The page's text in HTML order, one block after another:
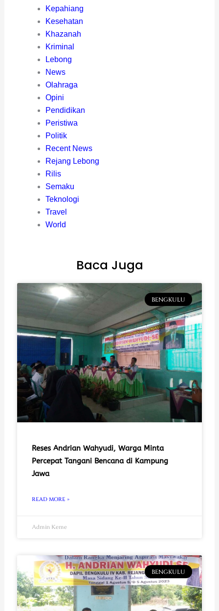
Kepahiang
Kesehatan
Khazanah
Kriminal
Lebong
News
Olahraga
Opini
Pendidikan
Peristiwa
Politik
Recent News
Rejang Lebong
Rilis
Semaku
Teknologi
Travel
World
Baca Juga
BENGKULU
Reses Andrian Wahyudi, Warga Minta
Percepat Tangani Bencana di Kampung
Jawa
READ MORE »
Admin Keme
BENGKULU